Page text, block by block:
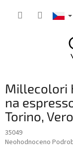
Millecolori
na
Torino,
35049
Průměrné
Neohodnoceno